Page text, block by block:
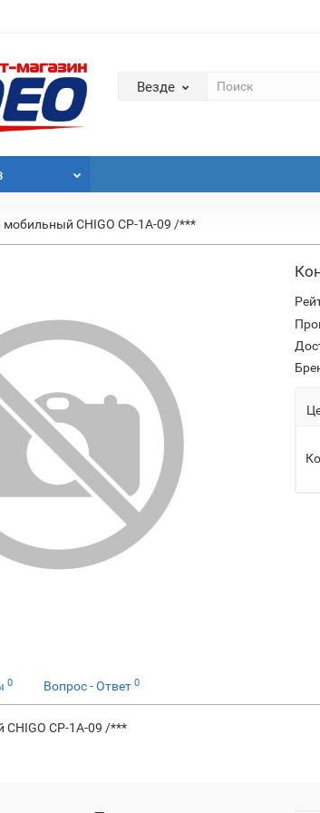
Везде
мобильный CHIGO CP-1A-09 /***
0 Вопрос - Ответ 0
CP-1A-09 /***